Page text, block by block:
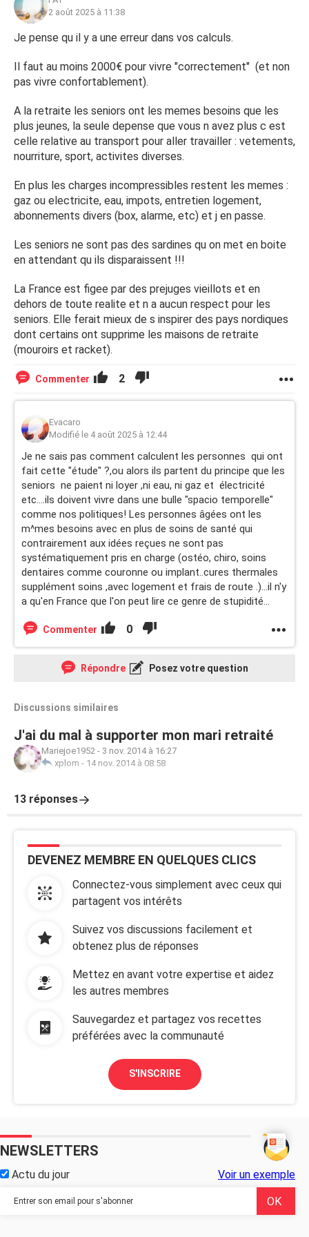
2 août 2025 à 11:38
Je pense qu il y a une erreur dans vos calculs.
Il faut au moins 2000€ pour vivre "correctement" (et non
pas vivre confortablement).
A la retraite les seniors ont les memes besoins que les
plus jeunes, la seule depense que vous n avez plus c est
celle relative au transport pour aller travailler : vetements,
nourriture, sport, activites diverses.
En plus les charges incompressibles restent les memes :
gaz ou electricite, eau, impots, entretien logement,
abonnements divers (box, alarme, etc) et j en passe.
Les seniors ne sont pas des sardines qu on met en boite
en attendant qu ils disparaissent !!!
La France est figee par des prejuges vieillots et en
dehors de toute realite et n a aucun respect pour les
seniors. Elle ferait mieux de s inspirer des pays nordiques
dont certains ont supprime les maisons de retraite
(mouroirs et racket).
Commenter 2
Evacaro
Modifié le 4 août 2025 à 12:44
Je ne sais pas comment calculent les personnes qui ont
fait cette "étude" ?,ou alors ils partent du principe que les
seniors ne paient ni loyer ,ni eau, ni gaz et électricité
etc....ils doivent vivre dans une bulle "spacio temporelle"
comme nos politiques! Les personnes âgées ont les
m^mes besoins avec en plus de soins de santé qui
contrairement aux idées reçues ne sont pas
systématiquement pris en charge (ostéo, chiro, soins
dentaires comme couronne ou implant..cures thermales
supplément soins ,avec logement et frais de route .)...il n'y
a qu'en France que l'on peut lire ce genre de stupidité...
Commenter 0
Répondre Posez votre question
Discussions similaires
J'ai du mal à supporter mon mari retraité
Mariejoe1952 - 3 nov. 2014 à 16:27
xplom - 14 nov. 2014 à 08:58
13 réponses
DEVENEZ MEMBRE EN QUELQUES CLICS
Connectez-vous simplement avec ceux qui
partagent vos intérêts
Suivez vos discussions facilement et
obtenez plus de réponses
Mettez en avant votre expertise et aidez
les autres membres
Sauvegardez et partagez vos recettes
préférées avec la communauté
S'INSCRIRE
NEWSLETTERS
Actu du jour Voir un exemple